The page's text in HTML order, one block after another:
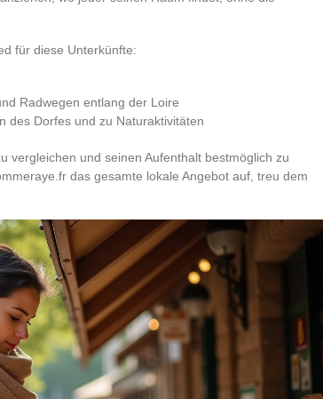
für diese Unterkünfte:
Radwegen entlang der Loire
des Dorfes und zu Naturaktivitäten
vergleichen und seinen Aufenthalt bestmöglich zu
das gesamte lokale Angebot auf, treu dem